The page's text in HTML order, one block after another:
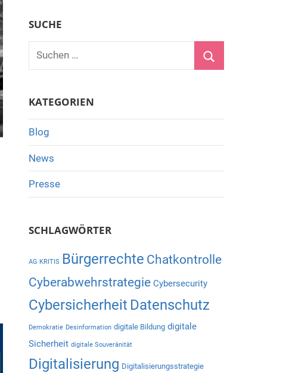
SUCHE
Suchen
KATEGORIEN
Blog
News
Presse
SCHLAGWÖRTER
AG KRITIS Bürgerrechte Chatkontrolle
Cyberabwehrstrategie Cybersecurity
Cybersicherheit Datenschutz
Demokratie Desinformation digitale Bildung digitale
Sicherheit digitale Souveränität
Digitalisierung Digitalisierungsstrategie